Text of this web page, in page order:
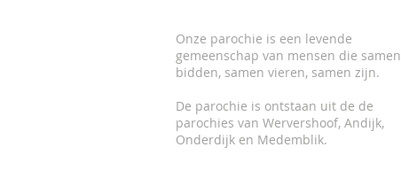
Onze parochie is een levende
gemeenschap van mensen die samen
bidden, samen vieren, samen zijn.
De parochie is ontstaan uit de de
parochies van Wervershoof, Andijk,
Onderdijk en Medemblik.